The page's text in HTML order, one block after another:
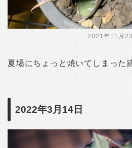
2021年11月
夏場にちょっと焼いてしまった
2022年3月14日